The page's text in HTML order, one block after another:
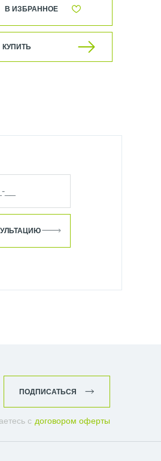
В ИЗБРАННОЕ
КУПИТЬ
с договором оферты
ПОДПИСАТЬСЯ